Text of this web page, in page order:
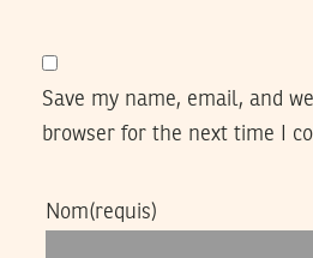
Save my name, email, and
browser for the next time I
Nom(requis)